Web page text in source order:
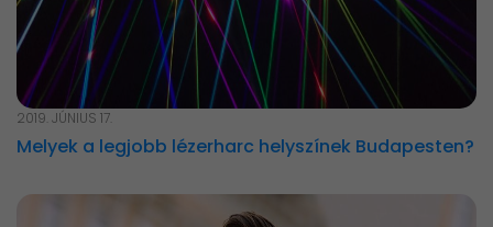
2019. JÚNIUS 17.
Melyek a legjobb lézerharc helyszínek Budapesten?